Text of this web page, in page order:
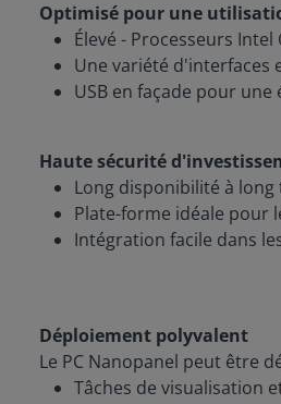
Optimisé pour une
Élevé - Processeurs
Une variété d'interfaces
USB en façade pour une
Haute sécurité
Long disponibilité à
Plate-forme idéale pour
Intégration facile dans
Déploiement polyvalent
Le PC Nanopanel peut être
Tâches de visualisation